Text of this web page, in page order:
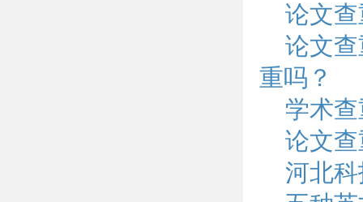
论文
论文
重吗？
学术
论文
河北